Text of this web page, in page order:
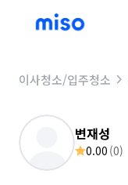
이사청소/입주청소
변재성
0.00 (0)